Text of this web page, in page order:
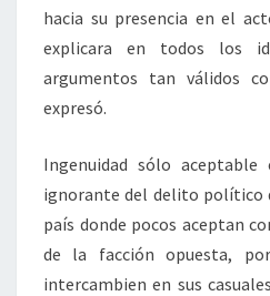
hacia su presencia en el
explicara en todos los
argumentos tan válidos
expresó.
Ingenuidad sólo
ignorante del delito político
país donde pocos aceptan
de la facción opuesta,
intercambien en sus